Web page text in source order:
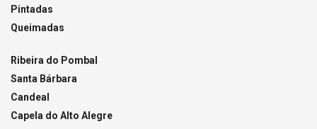
Pintadas
Queimadas
Ribeira do Pombal
Santa Bárbara
Candeal
Capela do Alto Alegre